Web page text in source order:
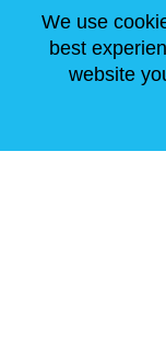
NOUS SUIVRE
We use
best
website